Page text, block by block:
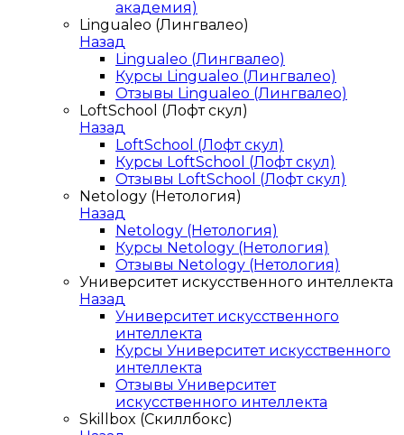
академия)
Lingualeo (Лингвалео)
Назад
Lingualeo (Лингвалео)
Курсы Lingualeo (Лингвалео)
Отзывы Lingualeo (Лингвалео)
LoftSchool (Лофт скул)
Назад
LoftSchool (Лофт скул)
Курсы LoftSchool (Лофт скул)
Отзывы LoftSchool (Лофт скул)
Netology (Нетология)
Назад
Netology (Нетология)
Курсы Netology (Нетология)
Отзывы Netology (Нетология)
Университет искусственного интеллекта
Назад
Университет искусственного
интеллекта
Курсы Университет искусственного
интеллекта
Отзывы Университет
искусственного интеллекта
Skillbox (Скиллбокс)